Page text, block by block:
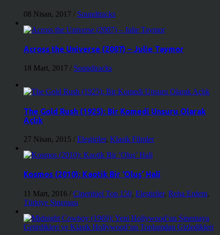
08 Nisan, 2017 / Soundtracks
Across the Universe (2007) – Julie Taymor
18 Mart, 2017 / Soundtracks
The Gold Rush (1925): Bir Komedi Unsuru Olarak
Açlık
27 Nisan, 2015 / Eleştiriler, Klasik Filmler
Kosmos (2010): Kaotik Bir ‘Oluş’ Hali
11 Mart, 2016 / Cineritüel Top 150, Eleştiriler, Reha Erdem,
Türkiye Sineması